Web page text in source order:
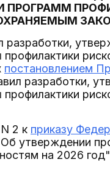
ПРОГРАММ
постановлением
разработки,
2 к приказу
утверждении
на 2026